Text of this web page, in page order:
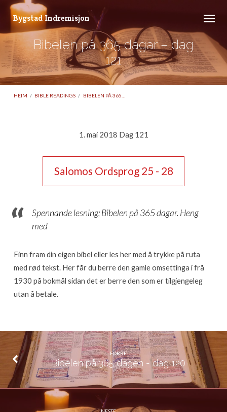
Bygstad Indremisjon
Bibelen på 365 dagar – dag
121
HEIM / BIBLE READINGS / BIBELEN PÅ 365…
–
dag
121
1. mai 2018 Dag 121
Salomos Ordsprog 25 - 28
Spennande lesning; Bibelen på 365 dagar. Heng
med
Finn fram din eigen bibel eller les her med å trykke på ruta
med rød tekst. Her får du berre den gamle omsettinga i frå
1930 på bokmål sidan det er berre den som er tilgjengeleg
utan å betale.
FØRRE
Bibelen på 365 dagen - dag 120
NESTE